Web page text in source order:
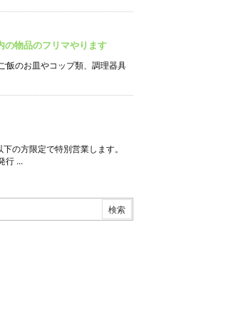
の物品のフリマやります
飯のお皿やコップ類、調理器具
の方限定で特別営業します。
行 ...